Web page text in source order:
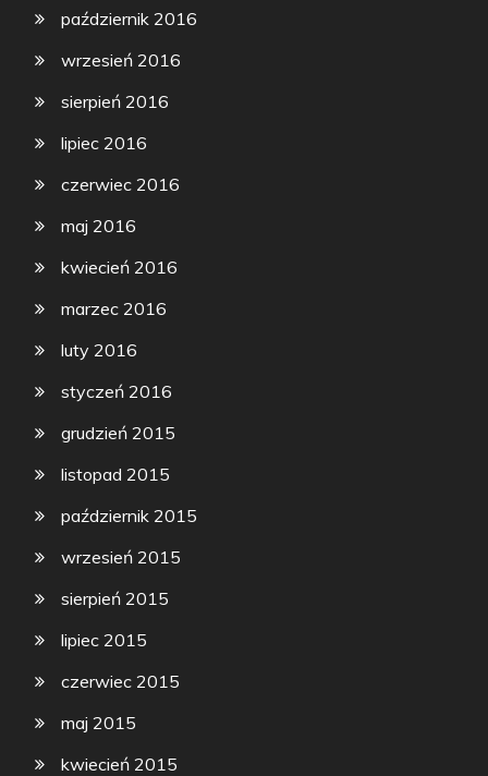
październik 2016
wrzesień 2016
sierpień 2016
lipiec 2016
czerwiec 2016
maj 2016
kwiecień 2016
marzec 2016
luty 2016
styczeń 2016
grudzień 2015
listopad 2015
październik 2015
wrzesień 2015
sierpień 2015
lipiec 2015
czerwiec 2015
maj 2015
kwiecień 2015